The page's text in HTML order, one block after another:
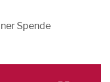
Spende